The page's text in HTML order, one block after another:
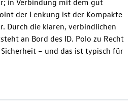
in Verbindung mit dem gut
der Lenkung ist der Kompakte
Durch die klaren, verbindlichen
an Bord des ID. Polo zu Recht
– und das ist typisch für